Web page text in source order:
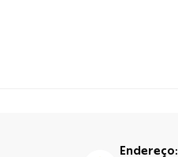
Endereço: